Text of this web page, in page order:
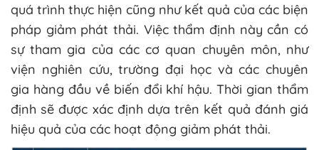
quá trình thực hiện cũng như kết quả của các biện
pháp giảm phát thải. Việc thẩm định này cần có
sự tham gia của các cơ quan chuyên môn, như
viện nghiên cứu, trường đại học và các chuyên
gia hàng đầu về biến đổi khí hậu. Thời gian thẩm
định sẽ được xác định dựa trên kết quả đánh giá
hiệu quả của các hoạt động giảm phát thải.